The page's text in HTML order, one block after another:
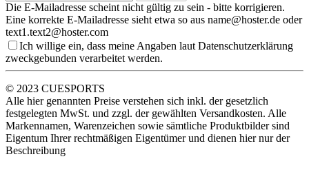
Die E-Mailadresse scheint nicht gültig zu sein - bitte korrigieren.
Eine korrekte E-Mailadresse sieht etwa so aus name@hoster.de oder
text1.text2@hoster.com
Ich willige ein, dass meine Angaben laut Datenschutzerklärung
zweckgebunden verarbeitet werden.
© 2023 CUESPORTS
Alle hier genannten Preise verstehen sich inkl. der gesetzlich
festgelegten MwSt. und zzgl. der gewählten Versandkosten. Alle
Markennamen, Warenzeichen sowie sämtliche Produktbilder sind
Eigentum Ihrer rechtmäßigen Eigentümer und dienen hier nur der
Beschreibung